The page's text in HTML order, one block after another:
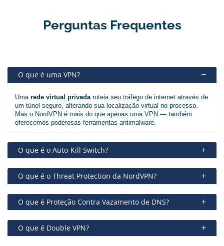
Perguntas Frequentes
O que é uma VPN?
Uma rede virtual privada roteia seu tráfego de internet através de
um túnel seguro, alterando sua localização virtual no processo.
Mas o NordVPN é mais do que apenas uma VPN — também
oferecemos poderosas ferramentas antimalware.
O que é o Auto-Kill Switch?
O que é o Threat Protection da NordVPN?
O que é Proteção Contra Vazamento de DNS?
O que é Double VPN?